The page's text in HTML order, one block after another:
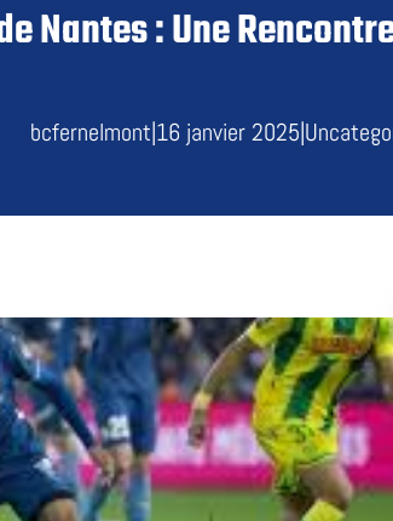
Nantes : Une
bcfernelmont|16 janvier 2025|